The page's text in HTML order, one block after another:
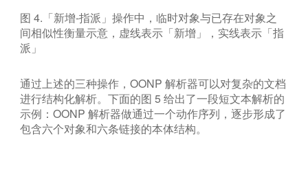
图 4.「新增-指派」操作中，临时对象与已存在对象之
间相似性衡量示意，虚线表示「新增」，实线表示「指
派」
通过上述的三种操作，OONP 解析器可以对复杂的文档
进行结构化解析。下面的图 5 给出了一段短文本解析的
示例：OONP 解析器做通过一个动作序列，逐步形成了
包含六个对象和六条链接的本体结构。